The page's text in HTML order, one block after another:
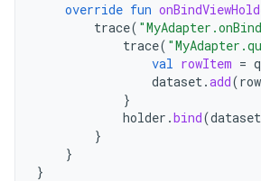
override fun
trace(
trace(
val rowItem =
dataset.add(
}
holder .bind(dataset
}
}
}